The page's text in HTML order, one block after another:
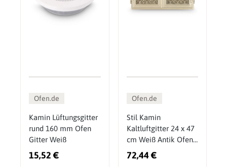
Ofen.de
Kamin Lüftungsgitter
rund 160 mm Ofen
Gitter Weiß
15,52 €
Ofen.de
Stil Kamin
Kaltluftgitter 24 x 47
cm Weiß Antik Ofen
Gitter
72,44 €